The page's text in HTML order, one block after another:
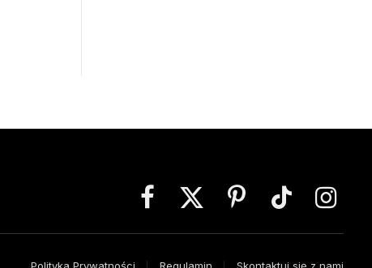
Facebook
X
PinterestTikTok
Polityka Prywatności Regulamin Skontaktuj się z nami